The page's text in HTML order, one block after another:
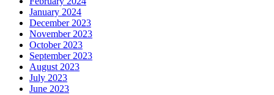
January 2024
December 2023
November 2023
October 2023
September 2023
August 2023
July 2023
June 2023